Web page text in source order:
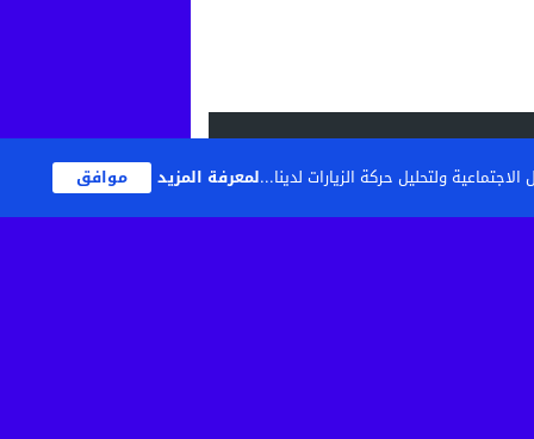
ولتحليل حركة الزيارات لدينا...لمعرفة المزيد موافق